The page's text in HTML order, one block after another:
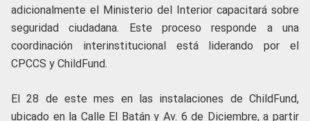
adicionalmente el Ministerio del Interior capacitará sobre
seguridad ciudadana. Este proceso responde a una
coordinación interinstitucional está liderando por el
CPCCS y ChildFund.
El 28 de este mes en las instalaciones de ChildFund,
ubicado en la Calle El Batán y Av. 6 de Diciembre, a partir